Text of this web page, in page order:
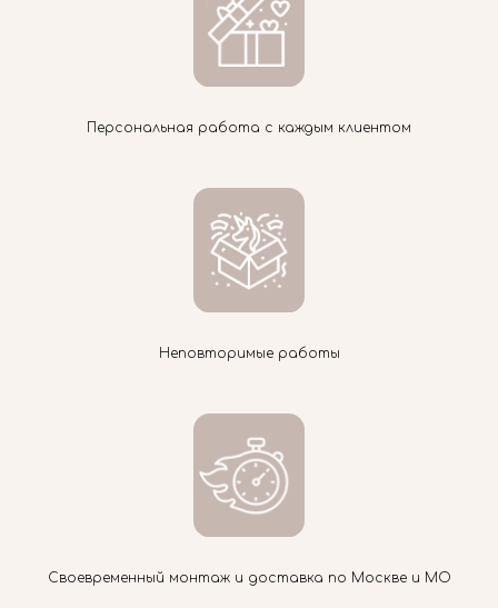
Персональная работа с каждым клиентом
Неповторимые работы
Своевременный монтаж и доставка по Москве и МО